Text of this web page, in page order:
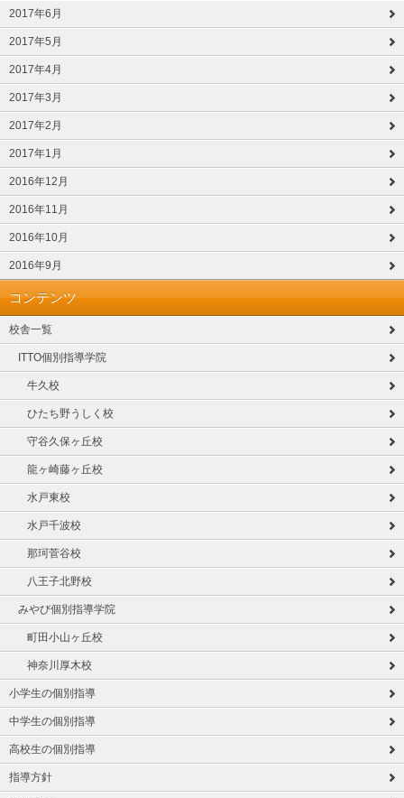
2017年6月
2017年5月
2017年4月
2017年3月
2017年2月
2017年1月
2016年12月
2016年11月
2016年10月
2016年9月
コンテンツ
校舎一覧
ITTO個別指導学院
牛久校
ひたち野うしく校
守谷久保ヶ丘校
龍ヶ崎藤ヶ丘校
水戸東校
水戸千波校
那珂菅谷校
八王子北野校
みやび個別指導学院
町田小山ヶ丘校
神奈川厚木校
小学生の個別指導
中学生の個別指導
高校生の個別指導
指導方針